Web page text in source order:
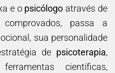
e o psicólogo através de
comprovados, passa a
sua personalidade
de psicoterapia,
científicas,